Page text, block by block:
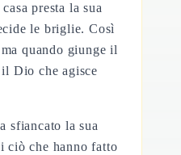
presta la sua
le briglie. Così
quando giunge il
Dio che agisce
sfiancato la sua
ciò che hanno fatto